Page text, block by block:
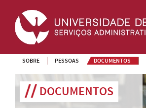
SOBRE PESSOAS DOCUMENTOS
DOCUMENTOS